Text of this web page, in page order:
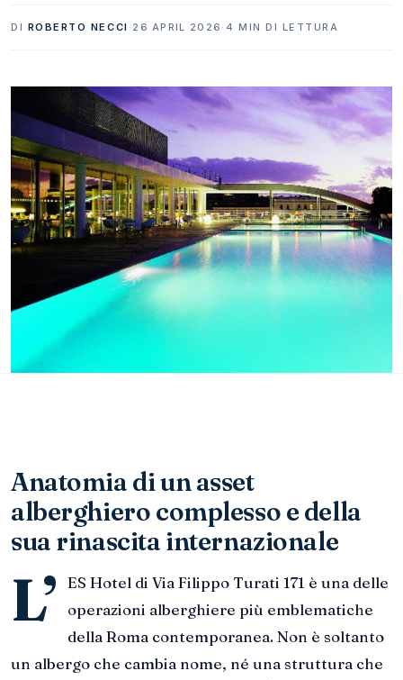
DI ROBERTO NECCI · 26 APRIL 2026 · 4 MIN DI LETTURA
Anatomia di un asset
alberghiero complesso e della
sua rinascita internazionale
L’
ES Hotel di Via Filippo Turati 171 è una delle
operazioni alberghiere più emblematiche
della Roma contemporanea. Non è soltanto
un albergo che cambia nome, né una struttura che